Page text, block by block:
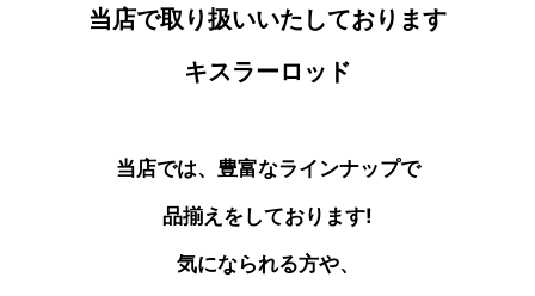
当店で取り扱いいたしております
キスラーロッド
当店では、豊富なラインナップで
品揃えをしております!
気になられる方や、